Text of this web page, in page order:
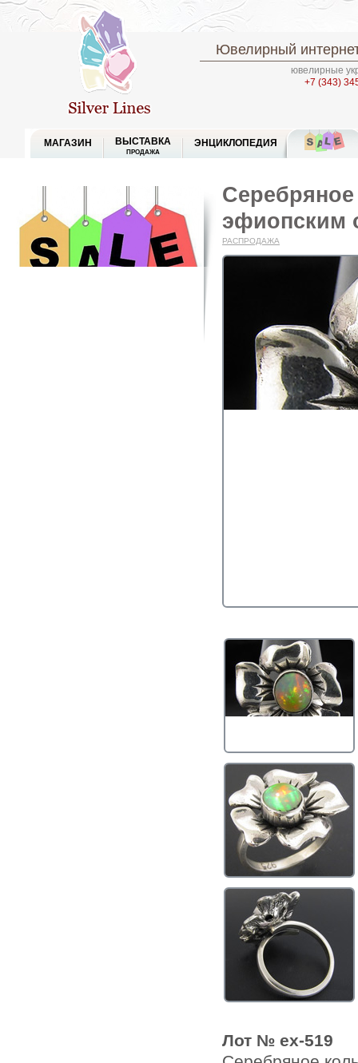
Ювелирный
ювелирные
+7 (343)
МАГАЗИН ВЫСТАВКА
ПРОДАЖА
ЭНЦИКЛОПЕДИЯ
эфиопским
РАСПРОДАЖА
Лот № ex-519